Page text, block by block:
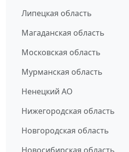
Липецкая область
Магаданская область
Московская область
Мурманская область
Ненецкий АО
Нижегородская область
Новгородская область